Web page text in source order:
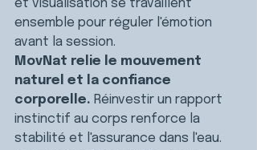
et visualisation se travaillent
ensemble pour réguler l'émotion
avant la session.
MovNat relie le mouvement
naturel et la confiance
corporelle. Réinvestir un rapport
instinctif au corps renforce la
stabilité et l'assurance dans l'eau.